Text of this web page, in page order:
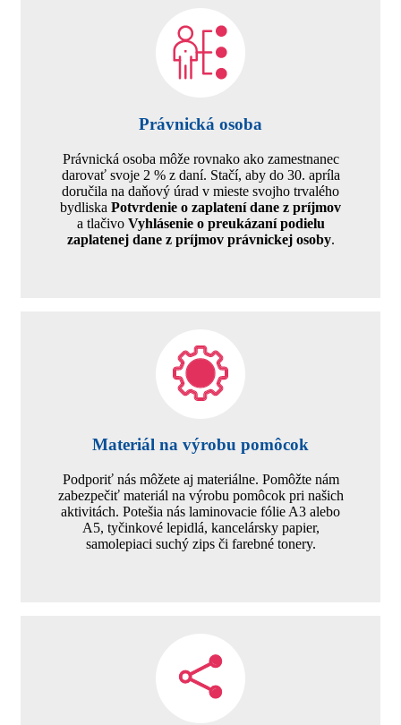
Právnická osoba
Právnická osoba môže rovnako ako zamestnanec
darovať svoje 2 % z daní. Stačí, aby do 30. apríla
doručila na daňový úrad v mieste svojho trvalého
bydliska Potvrdenie o zaplatení dane z príjmov
a tlačivo Vyhlásenie o preukázaní podielu
zaplatenej dane z príjmov právnickej osoby.
Materiál na výrobu pomôcok
Podporiť nás môžete aj materiálne. Pomôžte nám
zabezpečiť materiál na výrobu pomôcok pri našich
aktivitách. Potešia nás laminovacie fólie A3 alebo
A5, tyčinkové lepidlá, kancelársky papier,
samolepiaci suchý zips či farebné tonery.